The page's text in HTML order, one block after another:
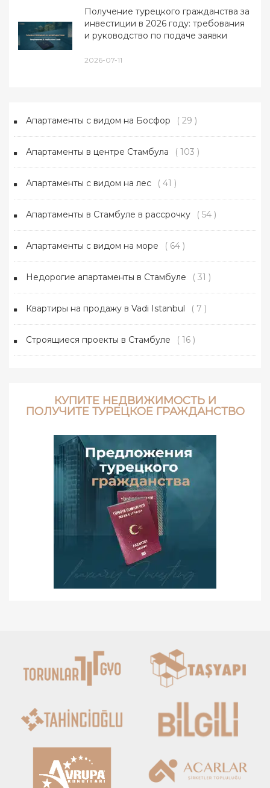
Получение турецкого гражданства за
инвестиции в 2026 году: требования
и руководство по подаче заявки
2026-07-11
Апартаменты с видом на Босфор ( 29 )
Апартаменты в центре Стамбула ( 103 )
Апартаменты с видом на лес ( 41 )
Апартаменты в Стамбуле в рассрочку ( 54 )
Апартаменты с видом на море ( 64 )
Недорогие апартаменты в Стамбуле ( 31 )
Квартиры на продажу в Vadi Istanbul ( 7 )
Строящиеся проекты в Стамбуле ( 16 )
КУПИТЕ НЕДВИЖИМОСТЬ И
ПОЛУЧИТЕ ТУРЕЦКОЕ ГРАЖДАНСТВО